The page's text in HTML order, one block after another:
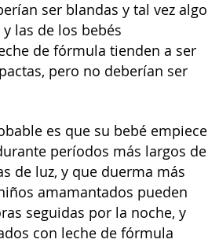
ser blandas y tal vez algo
las de los bebés
de fórmula tienden a ser
pero no deberían ser
es que su bebé empiece
períodos más largos de
de luz, y que duerma más
amamantados pueden
seguidas por la noche, y
con leche de fórmula